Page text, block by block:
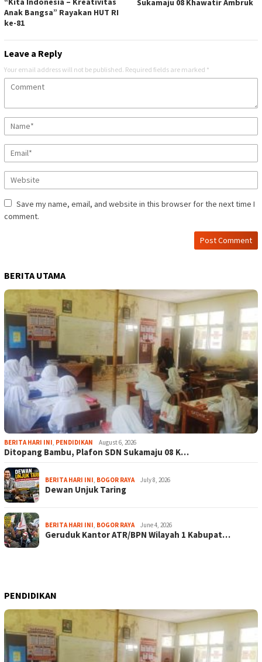
Anak Bangsa” Rayakan HUT RI
ke-81
Sukamaju 08 Khawatir Ambruk
Leave a Reply
Your email address will not be published. Required fields are marked *
Save my name, email, and website in this browser for the next time I
comment.
BERITA UTAMA
BERITA HARI INI PENDIDIKAN August 6, 2026
Ditopang Bambu, Plafon SDN Sukamaju 08 K…
BERITA HARI INI BOGOR RAYA July 8, 2026
Dewan Unjuk Taring
BERITA HARI INI BOGOR RAYA June 4, 2026
Geruduk Kantor ATR/BPN Wilayah 1 Kabupat…
PENDIDIKAN